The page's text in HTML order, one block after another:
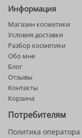
Информация
Магазин косметики
Условия доставки
Разбор косметики
Обо мне
Блог
Отзывы
Контакты
Корзина
Потребителям
Политика оператора